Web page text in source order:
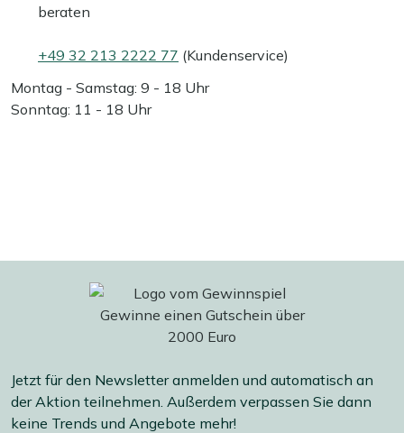
beraten
+49 32 213 2222 77 (Kundenservice)
Montag - Samstag: 9 - 18 Uhr
Sonntag: 11 - 18 Uhr
Jetzt für den Newsletter anmelden und automatisch an
der Aktion teilnehmen. Außerdem verpassen Sie dann
keine Trends und Angebote mehr!